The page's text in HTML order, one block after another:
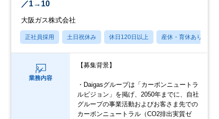
／1→10
大阪ガス株式会社
正社員採用 土日祝休み 休日120日以上 産休・育休あり
業務内容
【募集背景】
・Daigasグループは「カーボンニュートラ
ルビジョン」を掲げ、2050年までに、自社
グループの事業活動およびお客さま先での
カーボンニュートラル（CO2排出実質ゼ